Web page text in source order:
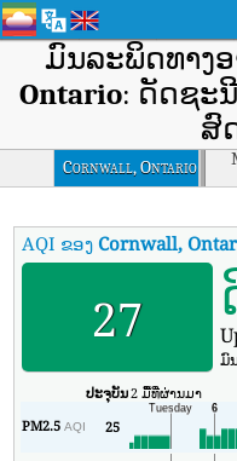
ມົນລະພິດທາງ
Ontario: ດັດຊະ
ສົ
Cornwall, Ontario
AQI ຂອງCornwall,
27
ມົ
ປະຈຸບັນ2 ມື້ທີ່ຜ່ານມາ
PM2.5AQI 25